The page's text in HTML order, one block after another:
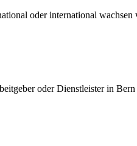
oder international wachsen
oder Dienstleister in